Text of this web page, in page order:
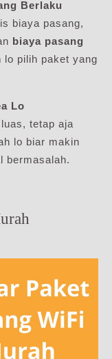
Berlaku
biaya pasang,
biaya pasang
lo pilih paket yang
Lo
tetap aja
lo biar makin
bermasalah.